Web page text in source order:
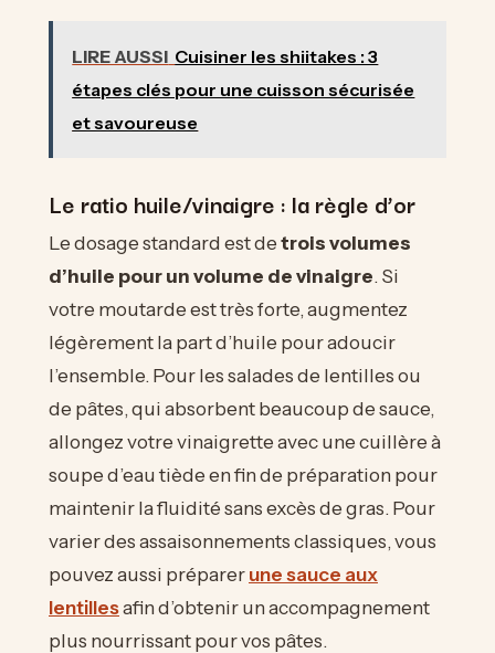
LIRE AUSSI Cuisiner les shiitakes : 3
étapes clés pour une cuisson sécurisée
et savoureuse
Le ratio huile/vinaigre : la règle d’or
Le dosage standard est detrois volumes
d’huile pour un volume de vinaigre. Si
votre moutarde est très forte, augmentez
légèrement la part d’huile pour adoucir
l’ensemble. Pour les salades de lentilles ou
de pâtes, qui absorbent beaucoup de sauce,
allongez votre vinaigrette avec une cuillère à
soupe d’eau tiède en fin de préparation pour
maintenir la fluidité sans excès de gras. Pour
varier des assaisonnements classiques, vous
pouvez aussi préparerune sauce aux
lentillesafin d’obtenir un accompagnement
plus nourrissant pour vos pâtes.